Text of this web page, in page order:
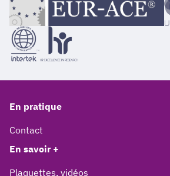
En pratique
Contact
En savoir +
Plaquettes, vidéos